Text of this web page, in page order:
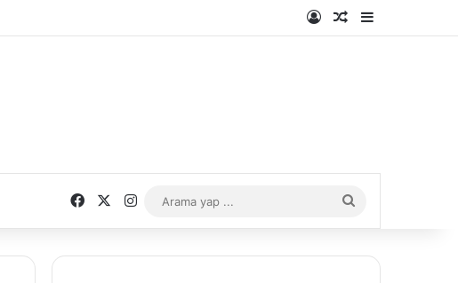
Kayıt OlRastgele Makale
Kenar
FacebookInstagram
yap